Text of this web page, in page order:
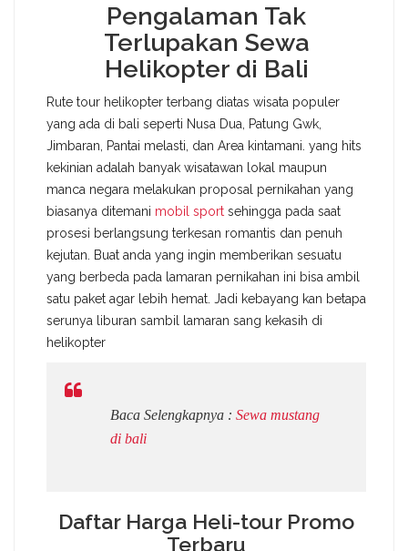
Pengalaman Tak
Terlupakan Sewa
Helikopter di Bali
Rute tour helikopter terbang diatas wisata populer
yang ada di bali seperti Nusa Dua, Patung Gwk,
Jimbaran, Pantai melasti, dan Area kintamani. yang hits
kekinian adalah banyak wisatawan lokal maupun
manca negara melakukan proposal pernikahan yang
biasanya ditemani mobil sport sehingga pada saat
prosesi berlangsung terkesan romantis dan penuh
kejutan. Buat anda yang ingin memberikan sesuatu
yang berbeda pada lamaran pernikahan ini bisa ambil
satu paket agar lebih hemat. Jadi kebayang kan betapa
serunya liburan sambil lamaran sang kekasih di
helikopter
Baca Selengkapnya : Sewa mustang
di bali
Daftar Harga Heli-tour Promo
Terbaru